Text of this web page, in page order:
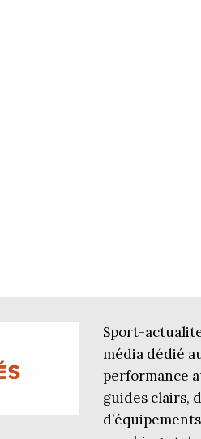
Sport-
média dédié
performance
guides clairs,